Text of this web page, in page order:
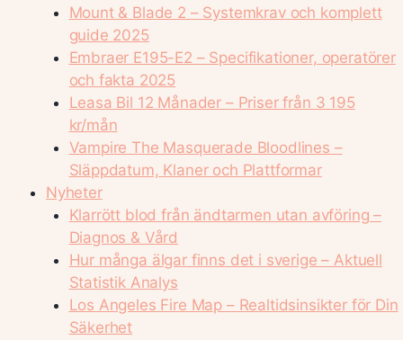
Mount & Blade 2 – Systemkrav och komplett
guide 2025
Embraer E195-E2 – Specifikationer, operatörer
och fakta 2025
Leasa Bil 12 Månader – Priser från 3 195
kr/mån
Vampire The Masquerade Bloodlines –
Släppdatum, Klaner och Plattformar
Nyheter
Klarrött blod från ändtarmen utan avföring –
Diagnos & Vård
Hur många älgar finns det i sverige – Aktuell
Statistik Analys
Los Angeles Fire Map – Realtidsinsikter för Din
Säkerhet